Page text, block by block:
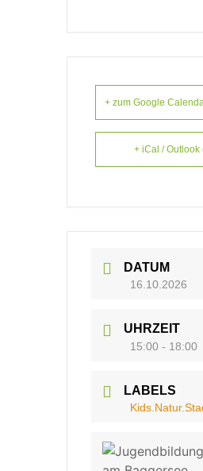
+ zum Google
+ iCal / Outlook
DATUM
16.10.2026
UHRZEIT
15:00 - 18:00
LABELS